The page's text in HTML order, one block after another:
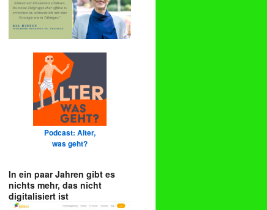
Podcast: Alter,
was geht?
In ein paar Jahren gibt es
nichts mehr, das nicht
digitalisiert ist